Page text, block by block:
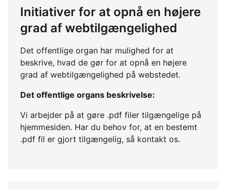
Initiativer for at opnå en højere
grad af webtilgængelighed
Det offentlige organ har mulighed for at
beskrive, hvad de gør for at opnå en højere
grad af webtilgængelighed på webstedet.
Det offentlige organs beskrivelse:
Vi arbejder på at gøre .pdf filer tilgængelige på
hjemmesiden. Har du behov for, at en bestemt
.pdf fil er gjort tilgængelig, så kontakt os.